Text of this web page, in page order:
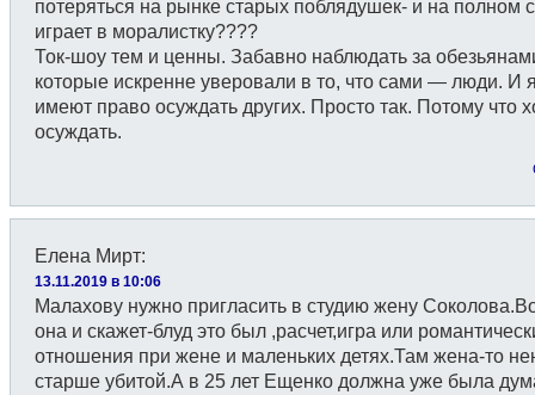
потеряться на рынке старых поблядушек- и на полном
играет в моралистку????
Ток-шоу тем и ценны. Забавно наблюдать за
которые искренне уверовали в то, что сами — люди. И
имеют право осуждать других. Просто так. Потому что
осуждать.
Елена Мирт:
13.11.2019 в 10:06
Малахову нужно пригласить в студию жену
она и скажет-блуд это был ,расчет,игра или
отношения при жене и маленьких детях.Там жена-то
старше убитой.А в 25 лет Ещенко должна уже была